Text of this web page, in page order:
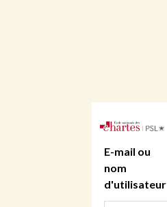
E-mail ou
nom
d'utilisateur